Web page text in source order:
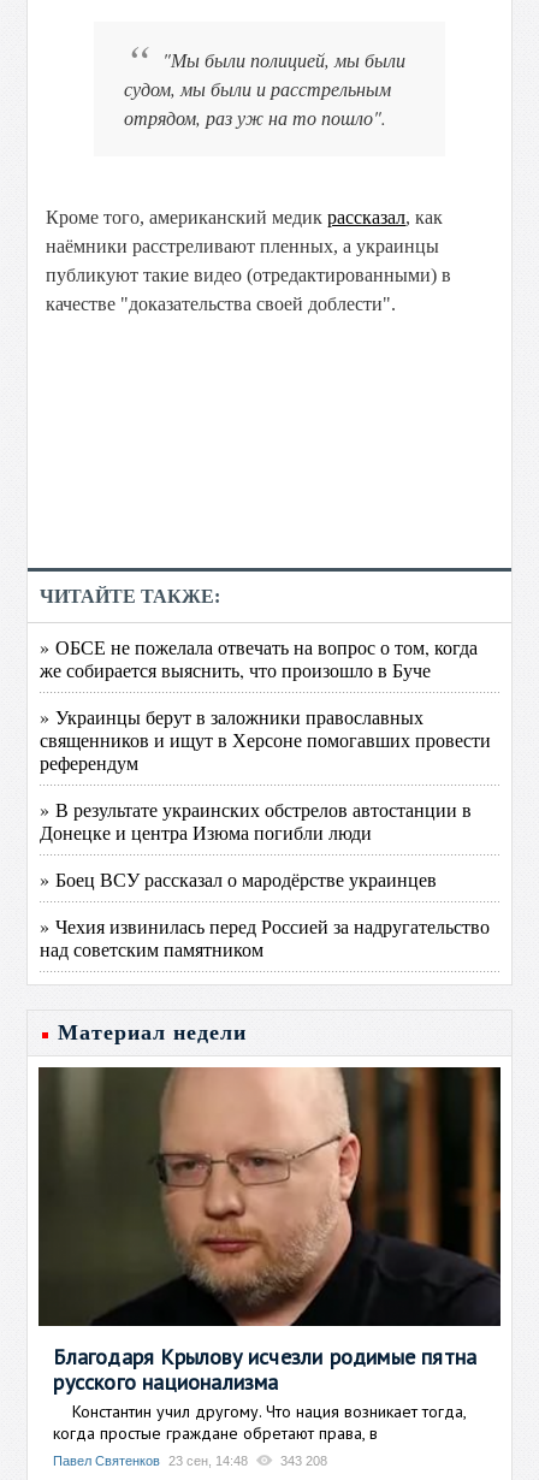
"Мы были полицией, мы были
судом, мы были и расстрельным
отрядом, раз уж на то пошло".
Кроме того, американский медикрассказал, как
наёмники расстреливают пленных, а украинцы
публикуют такие видео (отредактированными) в
качестве "доказательства своей доблести".
ЧИТАЙТЕ ТАКЖЕ:
» ОБСЕ не пожелала отвечать на вопрос о том, когда
же собирается выяснить, что произошло в Буче
» Украинцы берут в заложники православных
священников и ищут в Херсоне помогавших провести
референдум
» В результате украинских обстрелов автостанции в
Донецке и центра Изюма погибли люди
» Боец ВСУ рассказал о мародёрстве украинцев
» Чехия извинилась перед Россией за надругательство
над советским памятником
Материал недели
Благодаря Крылову исчезли родимые пятна
русского национализма
Константин учил другому. Что нация возникает тогда,
когда простые граждане обретают права, в
Павел Святенков 23 сен, 14:48 343 208